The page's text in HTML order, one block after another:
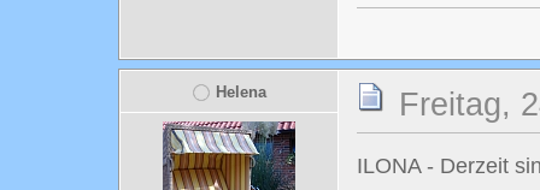
Helena Freitag,
ILONA - Derzeit